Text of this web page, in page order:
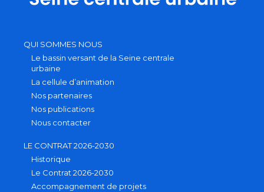
QUI SOMMES NOUS
Le bassin versant de la Seine centrale
urbaine
La cellule d’animation
Nos partenaires
Nos publications
Nous contacter
LE CONTRAT 2026-2030
Historique
Le Contrat 2026-2030
Accompagnement de projets